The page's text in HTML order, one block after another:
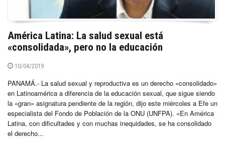
América Latina: La salud sexual está
«consolidada», pero no la educación
10/04/2019
PANAMÁ.- La salud sexual y reproductiva es un derecho «consolidado»
en Latinoamérica a diferencia de la educación sexual, que sigue siendo
la «gran» asignatura pendiente de la región, dijo este miércoles a Efe un
especialista del Fondo de Población de la ONU (UNFPA). «En América
Latina, con dificultades y con muchas inequidades, se ha consolidado
el derecho...